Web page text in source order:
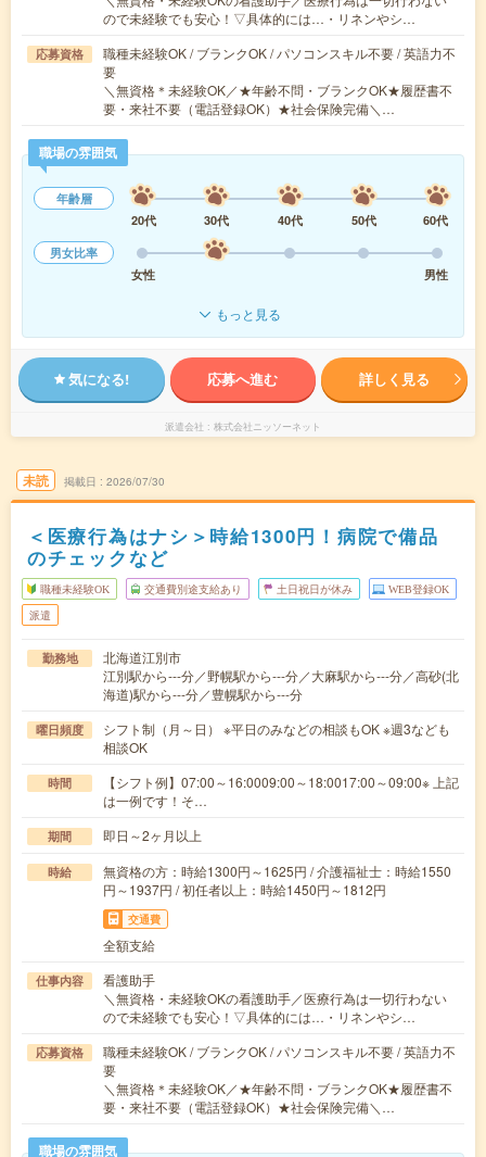
ので未経験でも安心！▽具体的には…・リネンやシ…
応募資格
職種未経験OK / ブランクOK / パソコンスキル不要 / 英語力不
要
＼無資格＊未経験OK／★年齢不問・ブランクOK★履歴書不
要・来社不要（電話登録OK）★社会保険完備＼…
職場の雰囲気
年齢層
20代
30代 40代 50代
60代
男女比率
女性
男性
もっと見る
気になる! 応募へ進む 詳しく見る
派遣会社 株式会社ニッソーネット
未読 掲載日 2026/07/30
＜医療行為はナシ＞時給1300円！病院で備品
のチェックなど
職種未経験OK 交通費別途支給あり 土日祝日が休み WEB登録OK
派遣
勤務地
北海道江別市
江別駅から---分／野幌駅から---分／大麻駅から---分／高砂(北
海道)駅から---分／豊幌駅から---分
曜日頻度
シフト制（月～日） ※平日のみなどの相談もOK ※週3なども
相談OK
時間
【シフト例】07:00～16:0009:00～18:0017:00～09:00※ 上記
は一例です！そ…
期間 即日～2ヶ月以上
時給
無資格の方：時給1300円～1625円 / 介護福祉士：時給1550
円～1937円 / 初任者以上：時給1450円～1812円
交通費
全額支給
仕事内容
看護助手
＼無資格・未経験OKの看護助手／医療行為は一切行わない
ので未経験でも安心！▽具体的には…・リネンやシ…
応募資格
職種未経験OK / ブランクOK / パソコンスキル不要 / 英語力不
要
＼無資格＊未経験OK／★年齢不問・ブランクOK★履歴書不
要・来社不要（電話登録OK）★社会保険完備＼…
職場の雰囲気